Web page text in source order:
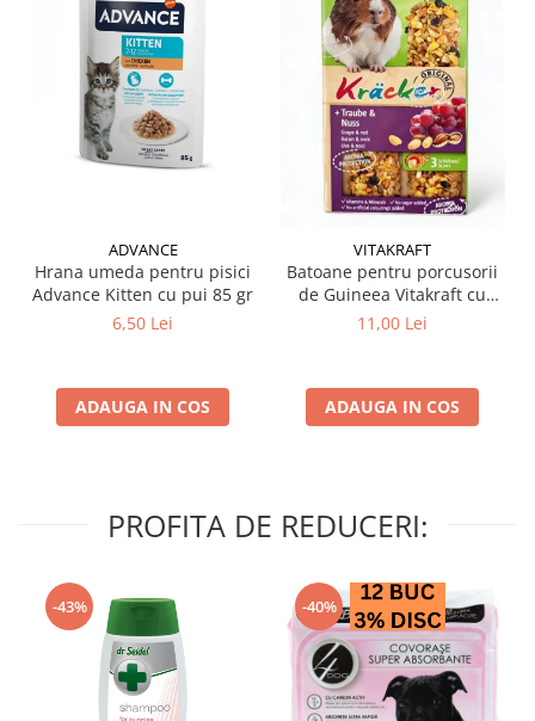
ADVANCE
Hrana umeda pentru pisici
Advance Kitten cu pui 85 gr
6,50 Lei
ADAUGA IN COS
VITAKRAFT
Batoane pentru porcusorii
de Guineea Vitakraft cu
struguri & nuci 2 buc
11,00 Lei
ADAUGA IN COS
PROFITA DE REDUCERI:
-43% -40%